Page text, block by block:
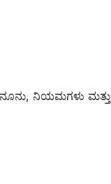
ನಿಯಮಗಳು ಮತ್ತು